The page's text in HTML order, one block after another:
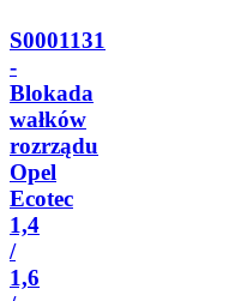
S0001131
-
Blokada
wałków
rozrządu
Opel
Ecotec
1,4
/
1,6